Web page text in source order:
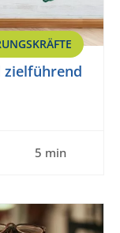
zielführend
5 min